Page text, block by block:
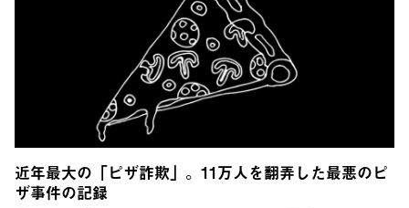
近年最大の「ピザ詐欺」。11万人を翻弄した最悪のピ
ザ事件の記録